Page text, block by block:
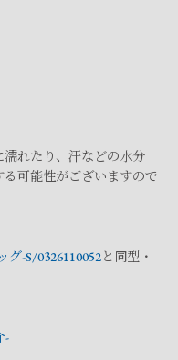
れたり、汗などの水分
可能性がございますので
グ-S/0326110052と同型・
-